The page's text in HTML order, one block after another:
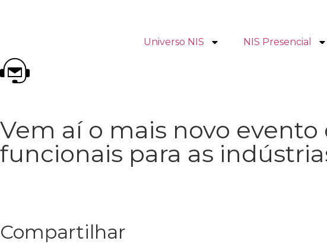
Universo NIS NIS Presencial
Vem aí o mais novo
funcionais para as
Compartilhar